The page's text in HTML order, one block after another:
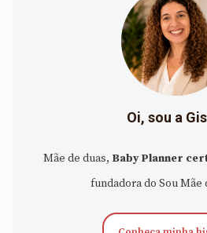
Oi, sou a
Mãe de duas, Baby Planner
fundadora do Sou Mãe